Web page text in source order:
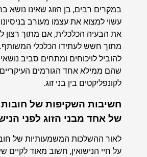
במקרים רבים, בן הזוג שאינו נושא
עשוי למצוא את עצמו מעורב
את הבעיה הכלכלית, אם מתוך רצון
מתוך חשש לעתידו הכלכלי המשותף.
להוביל לויכוחים ומתחים סביב
שהם ממילא אחד הגורמים העיקריים
לקונפליקטים בין בני זוג.
חשיבות השקיפות של
של אחד מבני הזוג לפני
לאור ההשלכות המשמעותיות של
על חיי הנישואין, חשוב מאוד לקיים